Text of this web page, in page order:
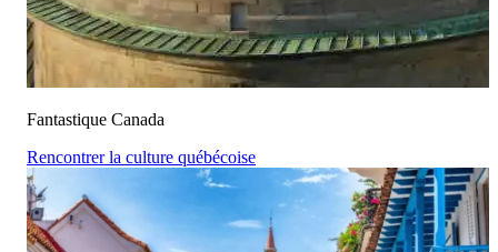
Fantastique Canada
Rencontrer la culture québécoise